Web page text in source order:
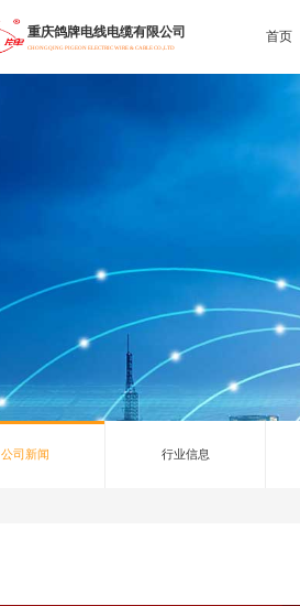
重庆鸽牌电线电缆有限公司
CHONGQING PIGEON ELECTRIC WIRE & CABLE CO.,LTD
首页
公司新闻 行业信息